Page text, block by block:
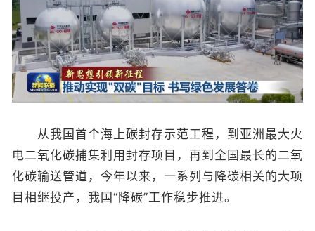
从我国首个海上碳封存示范工程，到亚洲最大火
电二氧化碳捕集利用封存项目，再到全国最长的二氧
化碳输送管道，今年以来，一系列与降碳相关的大项
目相继投产，我国“降碳”工作稳步推进。